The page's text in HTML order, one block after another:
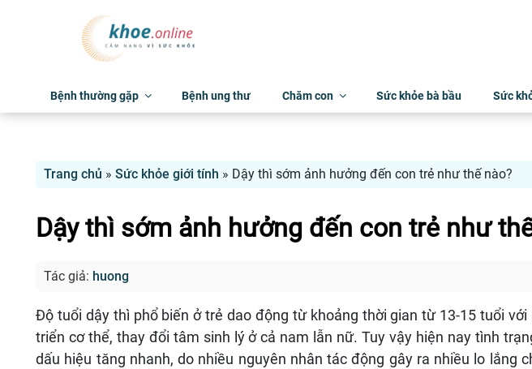
Bệnh thường gặp Bệnh ung thư Chăm con Sức khỏe bà bầu Sức
Trang chủ » Sức khỏe giới tính » Dậy thì sớm ảnh hưởng đến con trẻ như thế nào?
Dậy thì sớm ảnh hưởng đến con trẻ như
Tác giả: huong
Độ tuổi dậy thì phổ biến ở trẻ dao động từ khoảng thời gian từ 13-15 tuổi
triển cơ thể, thay đổi tâm sinh lý ở cả nam lẫn nữ. Tuy vậy hiện nay tình
dấu hiệu tăng nhanh, do nhiều nguyên nhân tác động gây ra nhiều lo lắng